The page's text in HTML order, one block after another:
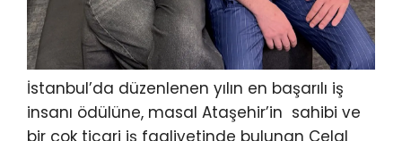
İstanbul’da düzenlenen yılın en başarılı iş
insanı ödülüne, masal Ataşehir’in sahibi ve
bir çok ticari iş faaliyetinde bulunan Celal